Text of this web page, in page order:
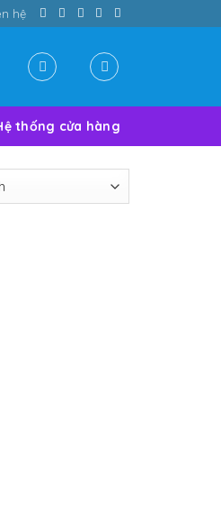
hệ
thống cửa hàng